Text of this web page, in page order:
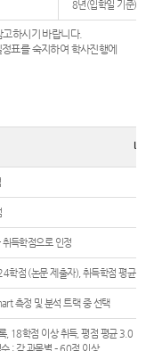
8년(입학일 기준)
하시기 바랍니다.
표를 숙지하여 학사진행에
내 용
득학점으로 인정
학점 (논문 제출자), 취득학점 평균 B
측정 및 분석 트랙 중 선택
, 18학점 이상 취득, 평점 평균 3.0 이상